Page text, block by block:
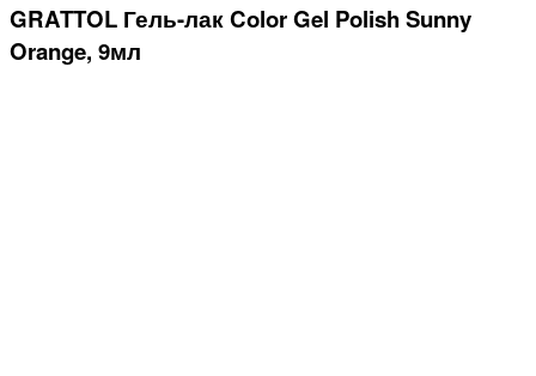
GRATTOL Гель-лак Color Gel Polish Sunny
Orange, 9мл